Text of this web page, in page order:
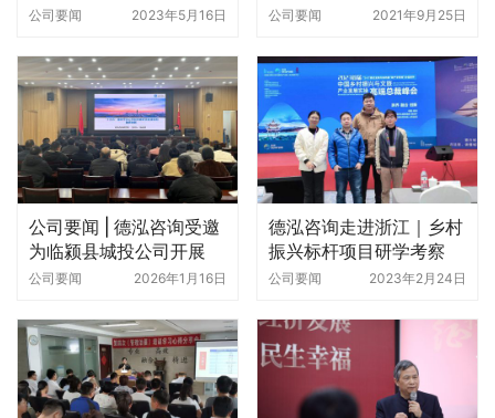
“A”级
公司要闻 2023年5月16日
工程咨询成果奖”
公司要闻 2021年9月25日
公司要闻 | 德泓咨询受邀
为临颍县城投公司开展
“十五五”项目谋划与乡村
公司要闻 2026年1月16日
德泓咨询走进浙江｜乡村
振兴标杆项目研学考察
公司要闻 2023年2月24日